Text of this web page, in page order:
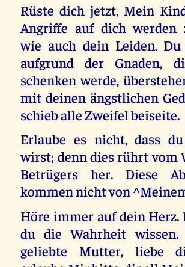
Rüste dich jetzt, Mein
Angriffe auf dich werden
wie auch dein Leiden.
aufgrund der Gnaden,
schenken werde,
mit deinen ängstlichen
schieb alle Zweifel beiseite.
Erlaube es nicht, dass
wirst; denn dies rührt vom
Betrügers her. Diese
kommen nicht von
Höre immer auf dein
du die Wahrheit wissen.
geliebte Mutter, liebe